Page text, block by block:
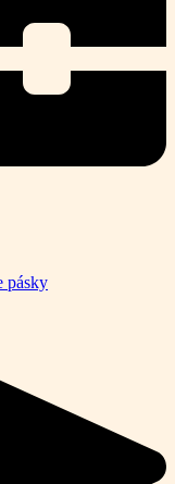
pásky